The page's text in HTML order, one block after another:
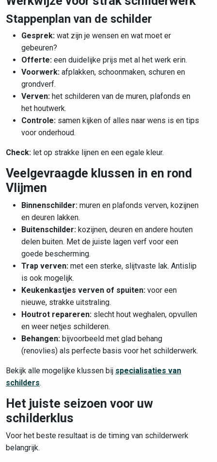
Stappenplan van de schilder
Gesprek: wat zijn je wensen en wat moet er
gebeuren?
Offerte: een duidelijke prijs met al het werk erin.
Voorwerk: afplakken, schoonmaken, schuren en
grondverf.
Verven: het schilderen van de muren, plafonds en
het houtwerk.
Controle: samen kijken of alles naar wens is en tips
voor onderhoud.
Check: let op strakke lijnen en een egale kleur.
Veelgevraagde klussen in en rond
Vlijmen
Binnenschilder: muren en plafonds verven, kozijnen
en deuren lakken.
Buitenschilder: kozijnen, deuren en andere houten
delen buiten. Met de juiste lagen verf voor een
goede bescherming.
Trap verven: met een sterke, slijtvaste lak. Antislip
is ook mogelijk.
Keukenkastjes verven of spuiten: voor een
nieuwe, strakke uitstraling.
Houtrot repareren: slecht hout weghalen, opvullen
en weer netjes schilderen.
Behangen: bijvoorbeeld met glad behang
(renovlies) als perfecte basis voor het schilderwerk.
Bekijk alle mogelijke klussen bij specialisaties van
schilders.
Het juiste seizoen voor uw
schilderklus
Voor het beste resultaat is de timing van schilderwerk
belangrijk.